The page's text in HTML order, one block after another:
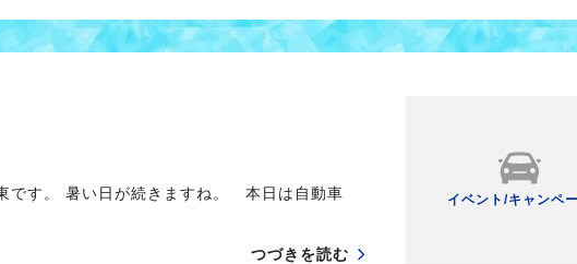
です。 暑い日が続きますね。 本日は自動車
つづきを読む
イベント/キャンペ